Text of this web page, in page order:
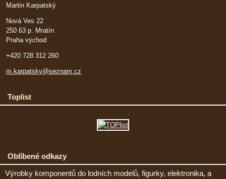
Martin Karpatský
Nová Ves 22
250 63 p. Mratín
Praha východ
+420 728 312 260
m.karpatsky@seznam.cz
Toplist
Oblíbené odkazy
Výrobky komponentů do lodních modelů, figurky, elektronika, a